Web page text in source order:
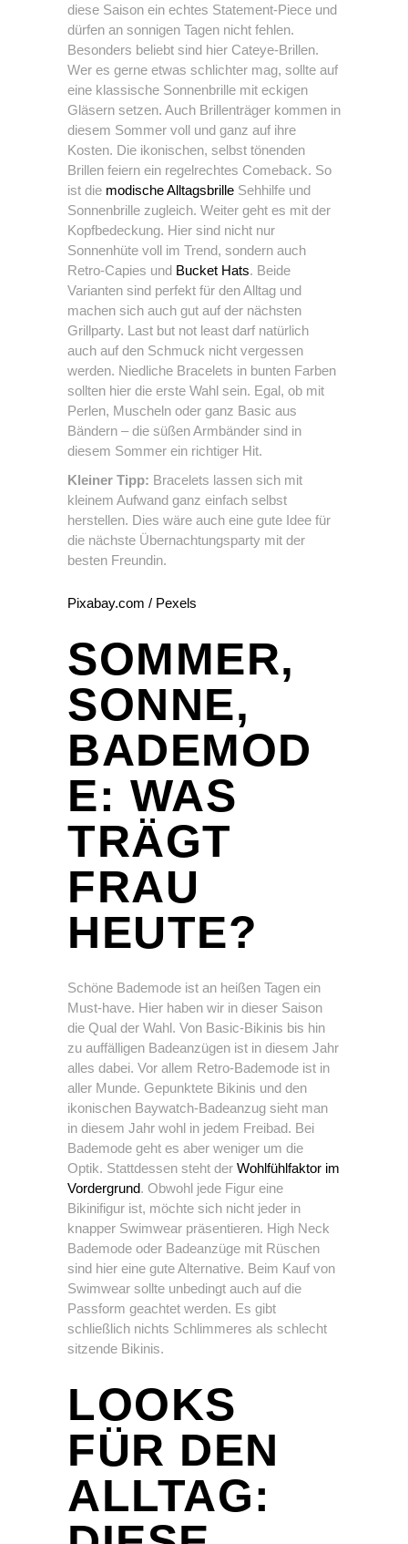
diese Saison ein echtes Statement-Piece und
dürfen an sonnigen Tagen nicht fehlen.
Besonders beliebt sind hier Cateye-Brillen.
Wer es gerne etwas schlichter mag, sollte auf
eine klassische Sonnenbrille mit eckigen
Gläsern setzen. Auch Brillenträger kommen in
diesem Sommer voll und ganz auf ihre
Kosten. Die ikonischen, selbst tönenden
Brillen feiern ein regelrechtes Comeback. So
ist die modische Alltagsbrille Sehhilfe und
Sonnenbrille zugleich. Weiter geht es mit der
Kopfbedeckung. Hier sind nicht nur
Sonnenhüte voll im Trend, sondern auch
Retro-Capies und Bucket Hats. Beide
Varianten sind perfekt für den Alltag und
machen sich auch gut auf der nächsten
Grillparty. Last but not least darf natürlich
auch auf den Schmuck nicht vergessen
werden. Niedliche Bracelets in bunten Farben
sollten hier die erste Wahl sein. Egal, ob mit
Perlen, Muscheln oder ganz Basic aus
Bändern – die süßen Armbänder sind in
diesem Sommer ein richtiger Hit.
Kleiner Tipp: Bracelets lassen sich mit
kleinem Aufwand ganz einfach selbst
herstellen. Dies wäre auch eine gute Idee für
die nächste Übernachtungsparty mit der
besten Freundin.
Pixabay.com / Pexels
SOMMER,
SONNE,
BADEMOD
E: WAS
TRÄGT
FRAU
HEUTE?
Schöne Bademode ist an heißen Tagen ein
Must-have. Hier haben wir in dieser Saison
die Qual der Wahl. Von Basic-Bikinis bis hin
zu auffälligen Badeanzügen ist in diesem Jahr
alles dabei. Vor allem Retro-Bademode ist in
aller Munde. Gepunktete Bikinis und den
ikonischen Baywatch-Badeanzug sieht man
in diesem Jahr wohl in jedem Freibad. Bei
Bademode geht es aber weniger um die
Optik. Stattdessen steht der Wohlfühlfaktor im
Vordergrund. Obwohl jede Figur eine
Bikinifigur ist, möchte sich nicht jeder in
knapper Swimwear präsentieren. High Neck
Bademode oder Badeanzüge mit Rüschen
sind hier eine gute Alternative. Beim Kauf von
Swimwear sollte unbedingt auch auf die
Passform geachtet werden. Es gibt
schließlich nichts Schlimmeres als schlecht
sitzende Bikinis.
LOOKS
FÜR DEN
ALLTAG: